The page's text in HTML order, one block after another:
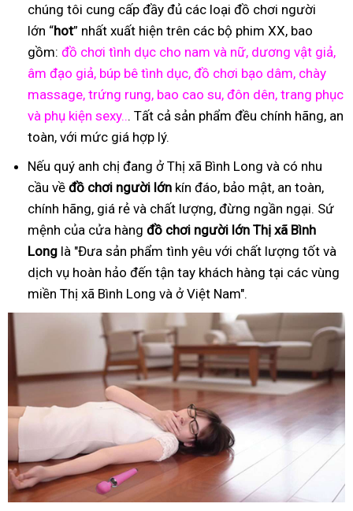
chúng tôi cung cấp đầy đủ các loại đồ chơi người
lớn “hot” nhất xuất hiện trên các bộ phim XX, bao
gồm: đồ chơi tình dục cho nam và nữ, dương vật giả,
âm đạo giả, búp bê tình dục, đồ chơi bạo dâm, chày
massage, trứng rung, bao cao su, đôn dên, trang phục
và phụ kiện sexy... Tất cả sản phẩm đều chính hãng, an
toàn, với mức giá hợp lý.
Nếu quý anh chị đang ở Thị xã Bình Long và có nhu
cầu về đồ chơi người lớn kín đáo, bảo mật, an toàn,
chính hãng, giá rẻ và chất lượng, đừng ngần ngại. Sứ
mệnh của cửa hàng đồ chơi người lớn Thị xã Bình
Long là "Đưa sản phẩm tình yêu với chất lượng tốt và
dịch vụ hoàn hảo đến tận tay khách hàng tại các vùng
miền Thị xã Bình Long và ở Việt Nam".